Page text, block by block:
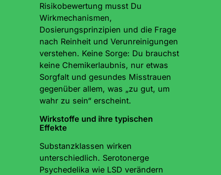
Risikobewertung musst Du
Wirkmechanismen,
Dosierungsprinzipien und die Frage
nach Reinheit und Verunreinigungen
verstehen. Keine Sorge: Du brauchst
keine Chemikerlaubnis, nur etwas
Sorgfalt und gesundes Misstrauen
gegenüber allem, was „zu gut, um
wahr zu sein“ erscheint.
Wirkstoffe und ihre typischen
Effekte
Substanzklassen wirken
unterschiedlich. Serotonerge
Psychedelika wie LSD verändern